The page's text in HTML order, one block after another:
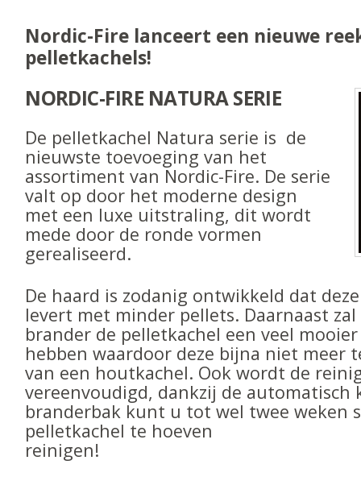
Nordic-Fire lanceert een nieuwe
pelletkachels!
NORDIC-FIRE NATURA SERIE
De pelletkachel Natura serie is de
nieuwste toevoeging van het
assortiment van Nordic-Fire. De serie
valt op door het moderne design
met een luxe uitstraling, dit wordt
mede door de ronde vormen
gerealiseerd.
De haard is zodanig ontwikkeld dat
levert met minder pellets. Daarnaast
brander de pelletkachel een veel
hebben waardoor deze bijna niet meer
van een houtkachel. Ook wordt de
vereenvoudigd, dankzij de automatisch
branderbak kunt u tot wel twee weken
pelletkachel te hoeven
reinigen!